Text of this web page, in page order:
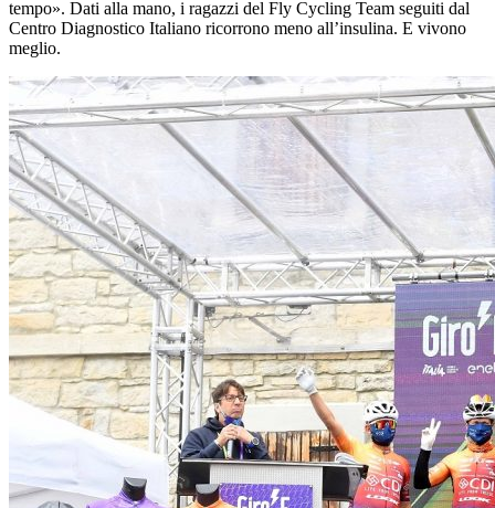
tempo». Dati alla mano, i ragazzi del Fly Cycling Team seguiti dal
Centro Diagnostico Italiano ricorrono meno all’insulina. E vivono
meglio.